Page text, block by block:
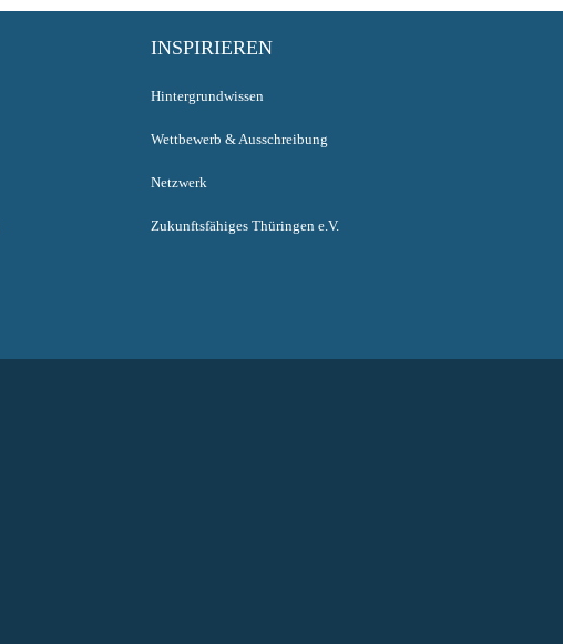
INSPIRIEREN
Hintergrundwissen
Wettbewerb & Ausschreibung
Netzwerk
Zukunftsfähiges Thüringen e.V.